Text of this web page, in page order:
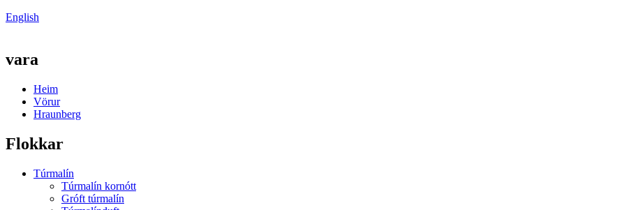
English
vara
Heim
Vörur
Hraunberg
Flokkar
Túrmalín
Túrmalín kornótt
Gróft túrmalín